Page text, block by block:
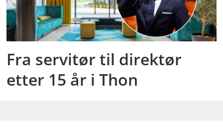
Fra servitør til direktør
etter 15 år i Thon